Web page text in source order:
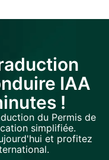
IAA
!
du Permis de
simplifiée.
et profitez